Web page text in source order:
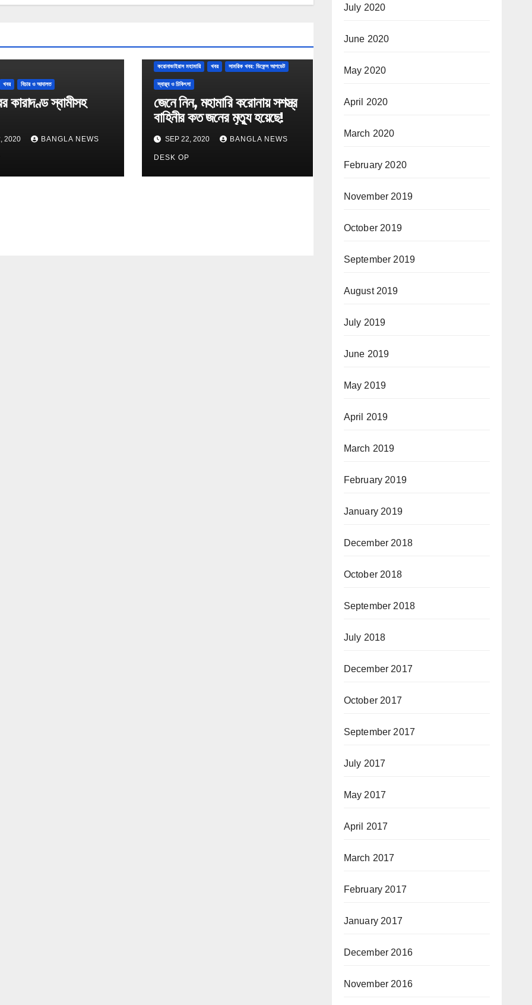
খবর বিচার ও আদালত
কারাদণ্ড স্বামীসহ
2020 BANGLA NEWS
করোনাভাইরাস মহামারি খবর সামরিক খবর: ডিফেন্স আপডেট
স্বাস্থ্য ও চিকিৎসা
জেনে নিন, মহামারি করোনায় সশস্ত্র
বাহিনীর কত জনের মৃত্যু হয়েছে!
SEP 22, 2020 BANGLA NEWS
DESK OP
July 2020
June 2020
May 2020
April 2020
March 2020
February 2020
November 2019
October 2019
September 2019
August 2019
July 2019
June 2019
May 2019
April 2019
March 2019
February 2019
January 2019
December 2018
October 2018
September 2018
July 2018
December 2017
October 2017
September 2017
July 2017
May 2017
April 2017
March 2017
February 2017
January 2017
December 2016
November 2016